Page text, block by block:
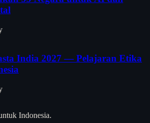
India 2027 — Pelajaran Etika
Indonesia.